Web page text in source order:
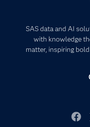
SAS data and AI
with knowledge
matter, inspiring